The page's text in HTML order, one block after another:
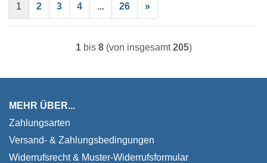
1 2 3 4 ... 26 »
1bis 8(von insgesamt205)
MEHR ÜBER...
Zahlungsarten
Versand- & Zahlungsbedingungen
Widerrufsrecht & Muster-Widerrufsformular